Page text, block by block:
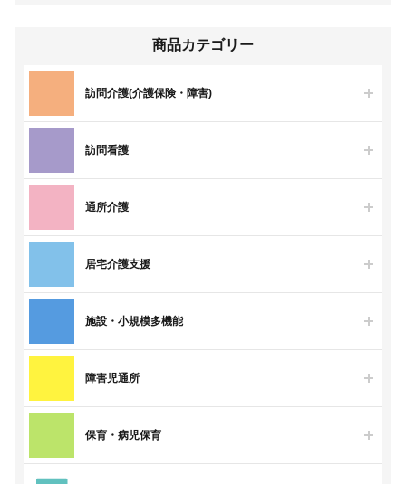
商品カテゴリー
訪問介護(介護保険・障害)
訪問看護
通所介護
居宅介護支援
施設・小規模多機能
障害児通所
保育・病児保育